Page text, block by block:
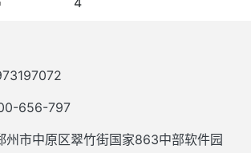
656-797
州市中原区翠竹街国家863中部软件园